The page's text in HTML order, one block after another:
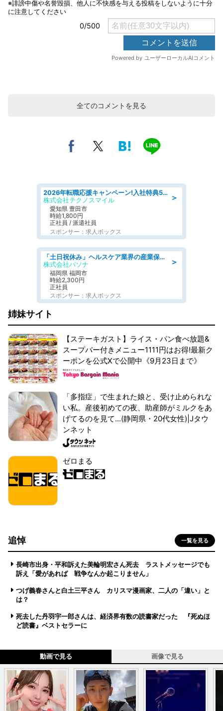
全てのコメントを見る
＞
2026年転職応援キャンペーン!入社特典58万円/デンソーで働こう!自動車工場で小型部品の検査業務 denso aichi
株式会社テクノスマイル
愛知県 豊田市
時給1,800円
正社員 / 派遣社員
スポンサー：求人ボックス
＞
「土日祝休み」ヘルスケア業界の産業保健師/高時給/未経験OK/要資格:保健師、正看護師
株式会社パソナ
福岡県 福岡市
時給2,300円
正社員
スポンサー：求人ボックス
姉妹サイト
【ステーキガスト】ライス・パン食べ放題&
スープバー付きメニュー1111円はお得!最新ク
ーポンを公式Xで公開中《9月23日まで》
「多指症」で生まれた娘と、受け止められな
い私。産後初めての夜、助産師がミルクをあ
げてるのを見て...(静岡県・20代女性)|Jタウ
ンネット
ゼロまる
追悼 一覧を見る
長崎市出身・平和訴えた美輪明宏さん死去 ラストメッセージでも
訴え「愛があれば 戦争なんか起こりません」
つげ義春さんと白土三平さん カリスマ漫画家、二人の「違い」と
は？
死去した丹羽宇一郎さんは、経済界有数の読書家だった 『死ぬほ
ど読書』ベストセラーに
動画で見る 画像で見る